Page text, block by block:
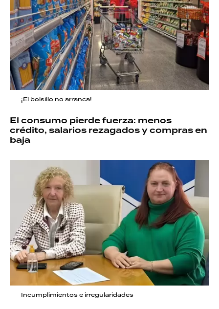
¡El bolsillo no arranca!
El consumo pierde fuerza: menos
crédito, salarios rezagados y compras en
baja
Incumplimientos e irregularidades